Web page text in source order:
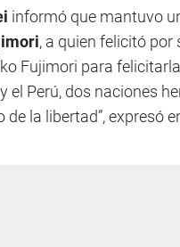
informó que mantuvo
, a quien felicitó
Fujimori para
el Perú, dos naciones
la libertad”, expresó